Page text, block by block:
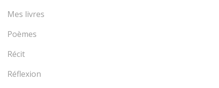
Mes livres
Poèmes
Récit
Réflexion